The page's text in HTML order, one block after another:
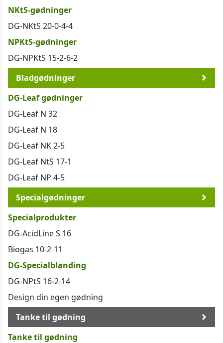
NKtS-gødninger
DG-NKtS 20-0-4-4
NPKtS-gødninger
DG-NPKtS 15-2-6-2
Bladgødninger
DG-Leaf gødninger
DG-Leaf N 32
DG-Leaf N 18
DG-Leaf NK 2-5
DG-Leaf NtS 17-1
DG-Leaf NP 4-5
Specialgødninger
Specialprodukter
DG-AcidLine S 16
Biogas 10-2-11
DG-Specialblanding
DG-NPtS 16-2-14
Design din egen gødning
Tanke til gødning
Tanke til gødning